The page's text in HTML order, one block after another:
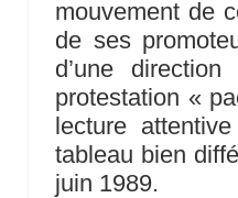
mouvement de
de ses
d’une
protestation «
lecture
tableau bien
juin 1989.